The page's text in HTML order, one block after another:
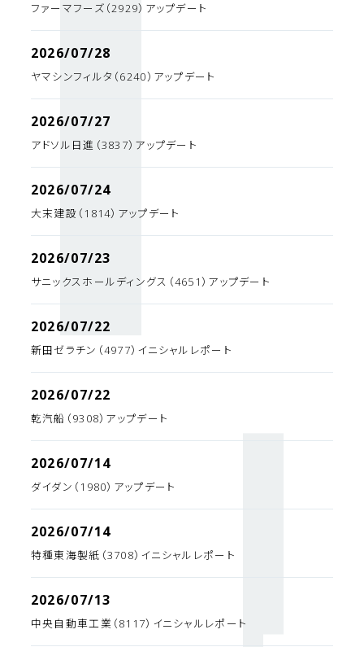
ファーマフーズ（2929）アップデート
2026/07/28
ヤマシンフィルタ（6240）アップデート
2026/07/27
アドソル日進（3837）アップデート
2026/07/24
大末建設（1814）アップデート
2026/07/23
サニックスホールディングス（4651）アップデート
2026/07/22
新田ゼラチン（4977）イニシャルレポート
2026/07/22
乾汽船（9308）アップデート
2026/07/14
ダイダン（1980）アップデート
2026/07/14
特種東海製紙（3708）イニシャルレポート
2026/07/13
中央自動車工業（8117）イニシャルレポート